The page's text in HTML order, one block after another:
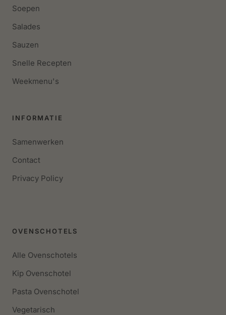
Soepen
Salades
Sauzen
Snelle Recepten
Weekmenu's
INFORMATIE
Samenwerken
Contact
Privacy Policy
OVENSCHOTELS
Alle Ovenschotels
Kip Ovenschotel
Pasta Ovenschotel
Vegetarisch